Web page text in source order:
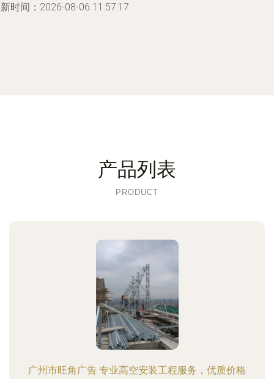
时间：2026-08-06 11:57:17
产品列表
PRODUCT
广州市旺角广告 专业高空安装工程服务，优质价格